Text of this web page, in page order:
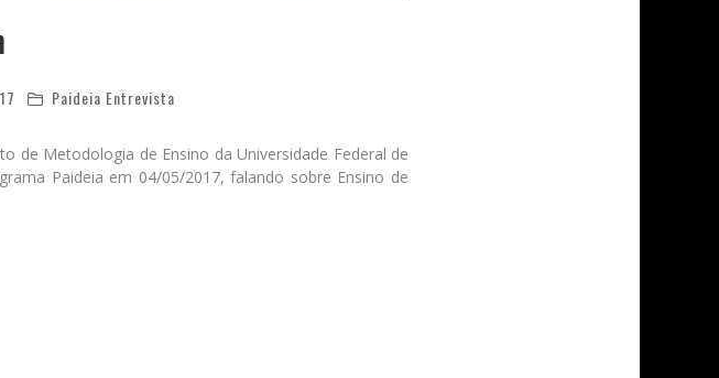
Paideia Entrevista
de Metodologia de Ensino da Universidade Federal de
Paideia em 04/05/2017, falando sobre Ensino de